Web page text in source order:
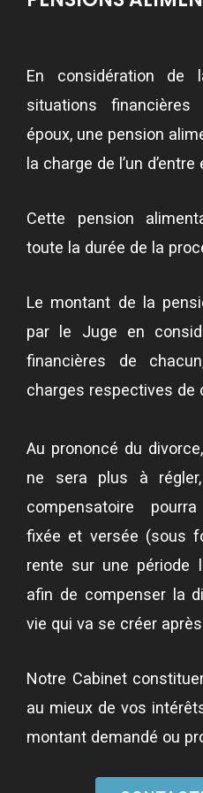
En considération de
situations
époux, une pension
la charge de l’un d’entre
Cette pension
toute la durée de la
Le montant de la
par le Juge en
financières de
charges respectives de
Au prononcé du
ne sera plus à
compensatoire
fixée et versée (sous
rente sur une période
afin de compenser la
vie qui va se créer
Notre Cabinet
au mieux de vos
montant demandé ou